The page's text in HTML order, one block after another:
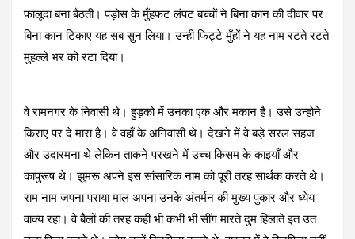
फालूदा बना बैठती। पड़ोस के मुँहफट लंपट बच्चों ने बिना कान की दीवार पर
बिना कान टिकाए यह सब सुन लिया। उन्ही फिट्टे मुँहों ने यह नाम रटते रटते
मुहल्ले भर को रटा दिया।
वे रामनगर के निवासी थे। हुड़को में उनका एक और मकान है। उसे उन्होने
किराए पर दे मारा है। वे वहाँ के अनिवासी थे। देखने में वे बड़े सरल सहज
और उदारमना थे लेकिन ताकने परखने में उच्च किसम के काइयाँ और
कापुरूष थे। झुमरू अपने इस सांसारिक नाम को पूरी तरह सार्थक करते थे।
राम नाम जपना पराया माल अपना उनके अंतर्मन की मुख्य पुकार और ध्येय
वाक्य रहा। वे बैलों की तरह कहीं भी कभी भी सींग मारते दुम हिलाते इत उत